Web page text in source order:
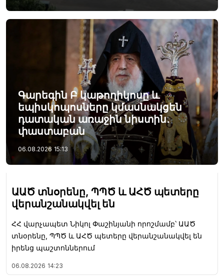
Գարեգին Բ կաթողիկոսը և
եպիսկոպոսները կմասնակցեն
դատական առաջին նիստին․
փաստաբան
06.08.2026 15:13
ԱԱԾ տնօրենը, ՊՊԾ և ԱՀԾ պետերը
վերանշանակվել են
ՀՀ վարչապետ Նիկոլ Փաշինյանի որոշմամբ՝ ԱԱԾ
տնօրենը, ՊՊԾ և ԱՀԾ պետերը վերանշանակվել են
իրենց պաշտոններում
06.08.2026 14:23